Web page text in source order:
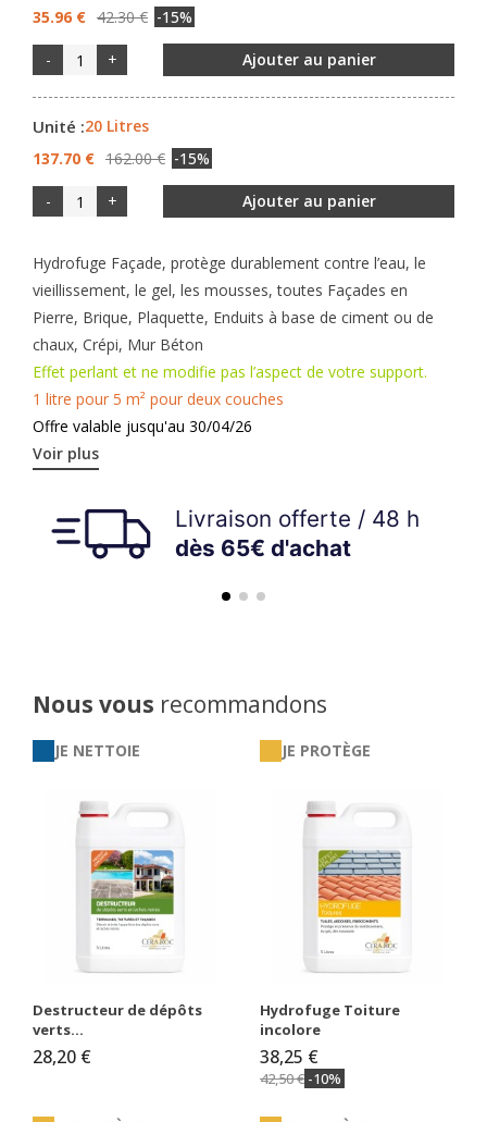
35.96 € 42.30 € -15%
- + Ajouter au panier
Unité :20 Litres
137.70 € 162.00 € -15%
- + Ajouter au panier
Hydrofuge Façade, protège durablement contre l’eau, le
vieillissement, le gel, les mousses, toutes Façades en
Pierre, Brique, Plaquette, Enduits à base de ciment ou de
chaux, Crépi, Mur Béton
Effet perlant et ne modifie pas l’aspect de votre support.
1 litre pour 5 m² pour deux couches
Offre valable jusqu'au 30/04/26
Voir plus
Nous vous recommandons
JE NETTOIE
Destructeur de dépôts
verts...
28,20 €
JE PROTÈGE
Hydrofuge Toiture
incolore
42,50 € -10%
38,25 €